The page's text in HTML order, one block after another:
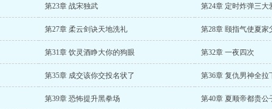
第23章 战宋独武 第24章 定时炸弹三大
第27章 柔云剑诀天地洗礼 第28章 颐指气使夏家
第31章 饮灵酒睁大你的狗眼 第32章 一夜四次
第35章 成交该你交投名状了 第36章 复仇男神全拉
第39章 恐怖提升黑拳场 第40章 夏顺帝都贵公